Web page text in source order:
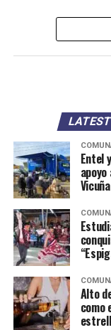
LATEST
Entel
Alto
como